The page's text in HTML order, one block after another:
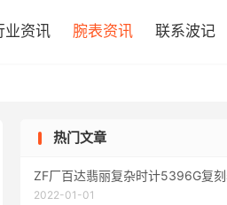
业资讯 腕表资讯 联系波记
热门文章
ZF厂百达翡丽复杂时计5396G复刻
2022-01-01